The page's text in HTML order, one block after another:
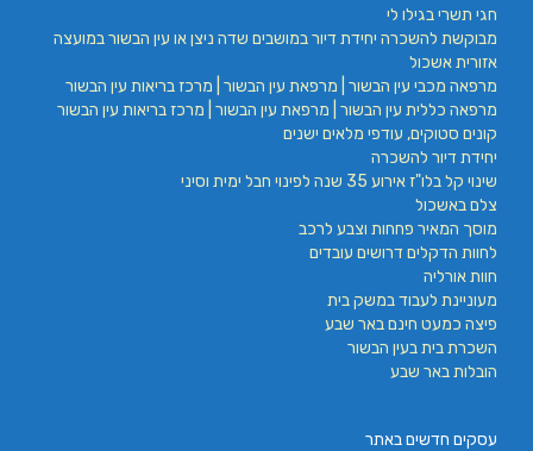
חגי תשרי בגילו לי
מבוקשת להשכרה יחידת דיור במושבים שדה ניצן או עין הבשור במועצה
אזורית אשכול
מרפאה מכבי עין הבשור | מרפאת עין הבשור | מרכז בריאות עין הבשור
מרפאה כללית עין הבשור | מרפאת עין הבשור | מרכז בריאות עין הבשור
קונים סטוקים, עודפי מלאים ישנים
יחידת דיור להשכרה
שינוי קל בלו"ז אירוע 35 שנה לפינוי חבל ימית וסיני
צלם באשכול
מוסך המאיר פחחות וצבע לרכב
לחוות הדקלים דרושים עובדים
חוות אורליה
מעוניינת לעבוד במשק בית
פיצה כמעט חינם באר שבע
השכרת בית בעין הבשור
הובלות באר שבע
עסקים חדשים באתר